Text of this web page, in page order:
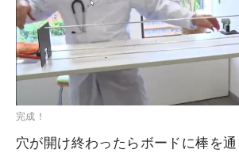
完成！
穴が開け終わったらボードに棒を通